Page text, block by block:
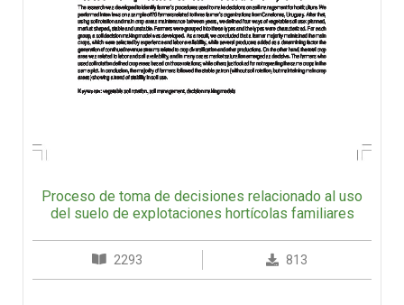
Proceso de toma de decisiones relacionado al uso
del suelo de explotaciones hortícolas familiares
2293 813